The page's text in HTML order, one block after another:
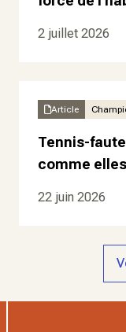
2 juillet 2026
Article
Tennis-
comme
22 juin 2026